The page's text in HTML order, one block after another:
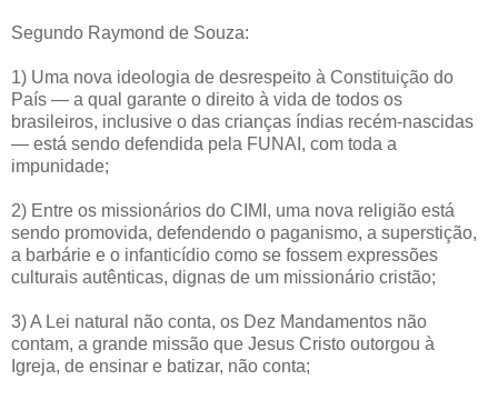
Segundo Raymond de Souza:
1) Uma nova ideologia de desrespeito à Constituição do
País — a qual garante o direito à vida de todos os
brasileiros, inclusive o das crianças índias recém-nascidas
— está sendo defendida pela FUNAI, com toda a
impunidade;
2) Entre os missionários do CIMI, uma nova religião está
sendo promovida, defendendo o paganismo, a superstição,
a barbárie e o infanticídio como se fossem expressões
culturais autênticas, dignas de um missionário cristão;
3) A Lei natural não conta, os Dez Mandamentos não
contam, a grande missão que Jesus Cristo outorgou à
Igreja, de ensinar e batizar, não conta;